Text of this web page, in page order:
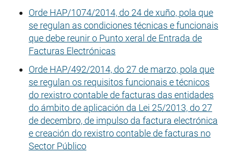
Orde HAP/1074/2014, do 24 de xuño, pola que
se regulan as condiciones técnicas e funcionais
que debe reunir o Punto xeral de Entrada de
Facturas Electrónicas
Orde HAP/492/2014, do 27 de marzo, pola que
se regulan os requisitos funcionais e técnicos
do rexistro contable de facturas das entidades
do ámbito de aplicación da Lei 25/2013, do 27
de decembro, de impulso da factura electrónica
e creación do rexistro contable de facturas no
Sector Público